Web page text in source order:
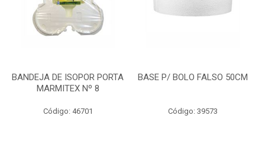
BANDEJA DE ISOPOR PORTA
MARMITEX Nº 8
Código: 46701
BASE P/ BOLO FALSO 50CM
Código: 39573